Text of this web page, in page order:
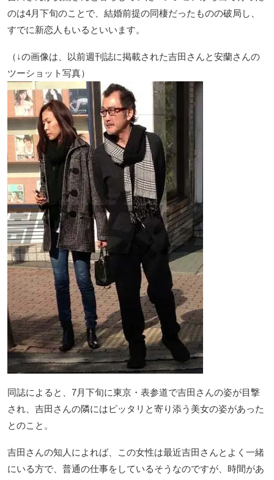
のは4月下旬のことで、結婚前提の同棲だったものの破局し、
すでに新恋人もいるといいます。
（↓の画像は、以前週刊誌に掲載された吉田さんと安蘭さんの
ツーショット写真）
同誌によると、7月下旬に東京・表参道で吉田さんの姿が目撃
され、吉田さんの隣にはピッタリと寄り添う美女の姿があった
とのこと。
吉田さんの知人によれば、この女性は最近吉田さんとよく一緒
にいる方で、普通の仕事をしているそうなのですが、時間があ